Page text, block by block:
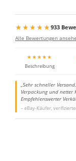
★★★★★933
Alle Bewertungen
★★★★★
Beschreibung
„Sehr schneller
Verpackung und netter
Empfehlenswerter
– eBay-Käufer,